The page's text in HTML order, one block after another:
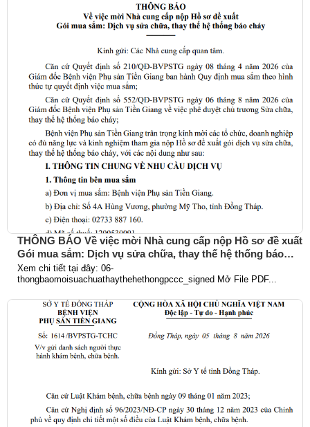
THÔNG BÁO Về việc mời Nhà cung cấp nộp Hồ sơ đề xuất
Gói mua sắm: Dịch vụ sửa chữa, thay thế hệ thống báo
cháy
Xem chi tiết tại đây: 06-
thongbaomoisuachuathaythehethongpccc_signed Mở File PDF...